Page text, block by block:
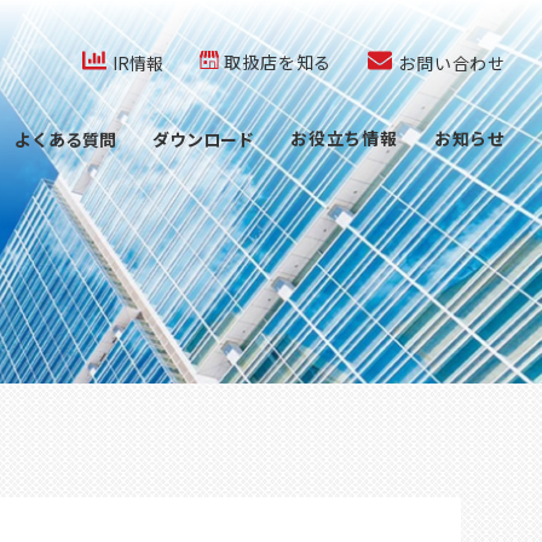
内を検索
IR情報 取扱店を知る お問い合わせ
よくある質問 ダウンロード お役立ち情報 お知らせ